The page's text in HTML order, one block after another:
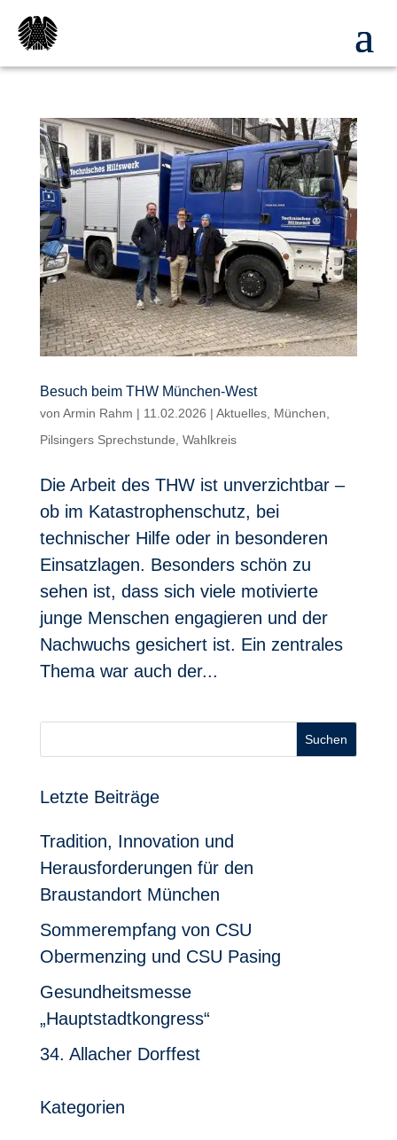
Besuch beim THW München-West
von Armin Rahm | 11.02.2026 | Aktuelles, München
Pilsingers Sprechstunde Wahlkreis
Die Arbeit des THW ist unverzichtbar –
ob im Katastrophenschutz, bei
technischer Hilfe oder in besonderen
Einsatzlagen. Besonders schön zu
sehen ist, dass sich viele motivierte
junge Menschen engagieren und der
Nachwuchs gesichert ist. Ein zentrales
Thema war auch der...
Suchen
Letzte Beiträge
Tradition, Innovation und
Herausforderungen für den
Braustandort München
Sommerempfang von CSU
Obermenzing und CSU Pasing
Gesundheitsmesse
„Hauptstadtkongress“
34. Allacher Dorffest
Kategorien